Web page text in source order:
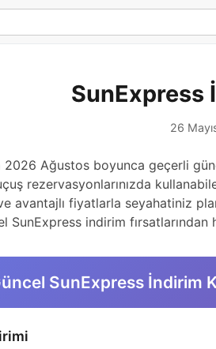
SunExpress
26
2026 Ağustos boyunca geçerli
rezervasyonlarınızda
avantajlı fiyatlarla seyahatiniz
SunExpress indirim
SunExpress İndirim